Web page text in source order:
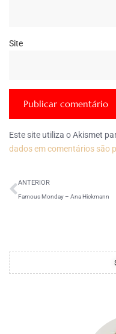
Site
Este site utiliza o Akismet
dados em comentários são
ANTERIOR
Famous Monday – Ana Hickmann